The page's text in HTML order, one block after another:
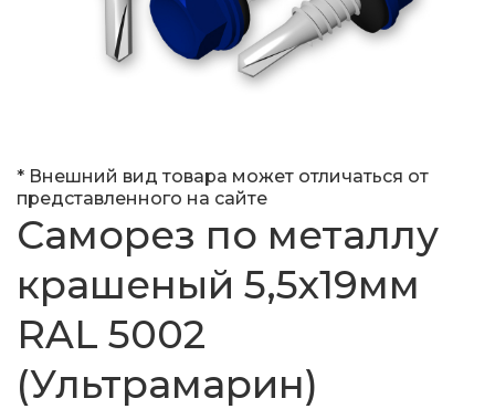
* Внешний вид товара может отличаться от
представленного на сайте
Саморез по металлу
крашеный 5,5x19мм
RAL 5002
(Ультрамарин)